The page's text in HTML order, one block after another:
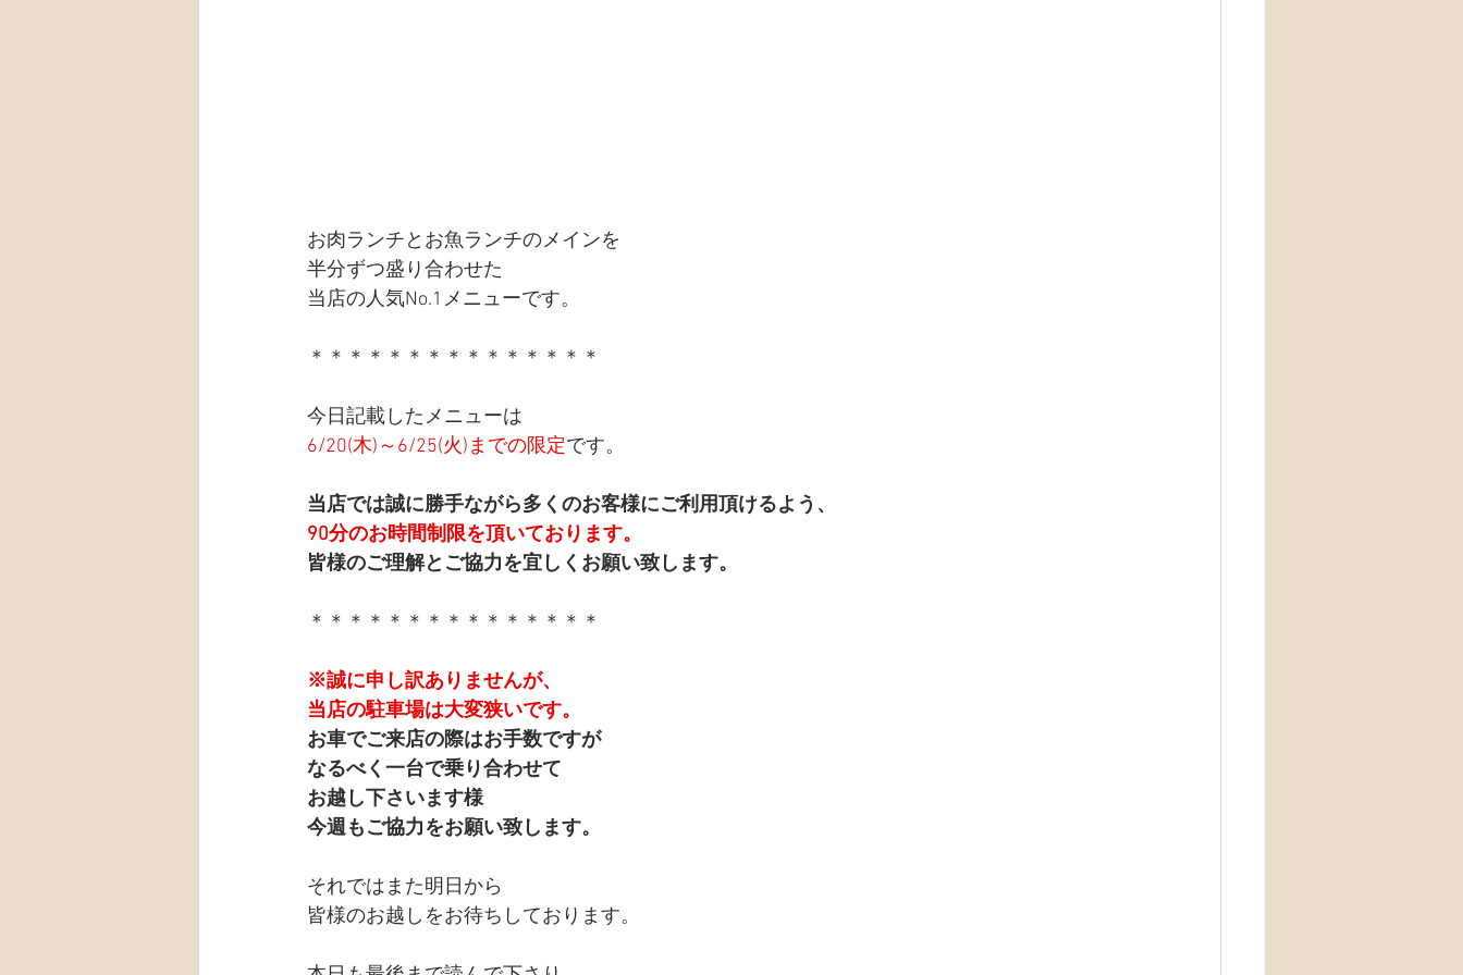
お肉ランチとお魚ランチのメインを
半分ずつ盛り合わせた
当店の人気No.1メニューです。
＊＊＊＊＊＊＊＊＊＊＊＊＊＊＊
今日記載したメニューは
6/20(木)～6/25(火)までの限定です。
当店では誠に勝手ながら多くのお客様にご利用頂けるよう、
90分のお時間制限を頂いております。
皆様のご理解とご協力を宜しくお願い致します。
＊＊＊＊＊＊＊＊＊＊＊＊＊＊＊
※誠に申し訳ありませんが、
当店の駐車場は大変狭いです。
お車でご来店の際はお手数ですが
なるべく一台で乗り合わせて
お越し下さいます様
今週もご協力をお願い致します。
それではまた明日から
皆様のお越しをお待ちしております。